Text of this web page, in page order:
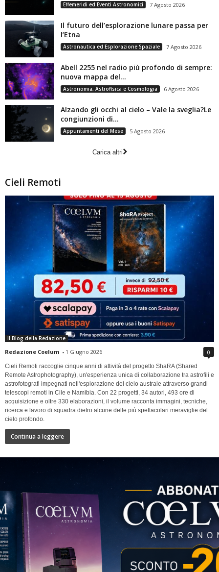
Effemeridi ed Eventi Astronomici 7 Agosto 2026
Il futuro dell’esplorazione lunare passa per
l’Etna
Astronautica ed Esplorazione Spaziale 7 Agosto 2026
Abell 2255 nel radio più profondo di sempre:
nuova mappa del...
Astronomia, Astrofisica e Cosmologia 6 Agosto 2026
Alzando gli occhi al cielo – Vale la sveglia?Le
congiunzioni di...
Appuntamenti del Mese 5 Agosto 2026
Carica altri
Cieli Remoti
Il Blog della Redazione
Redazione Coelum - 1 Giugno 2026 0
Cieli Remoti raccoglie cinque anni di attività del progetto ShaRA (Shared
Remote Astrophotography), un'esperienza unica di collaborazione tra astrofili e
astrofotografi impegnati nell'esplorazione del cielo australe attraverso grandi
telescopi remoti in Cile e Namibia. Con 22 progetti, 34 autori, 493 ore di
acquisizione e oltre 330 elaborazioni, il volume racconta immagini, tecniche,
ricerca e lavoro di squadra dietro alcune delle più spettacolari meraviglie del
cielo profondo.
Continua a leggere